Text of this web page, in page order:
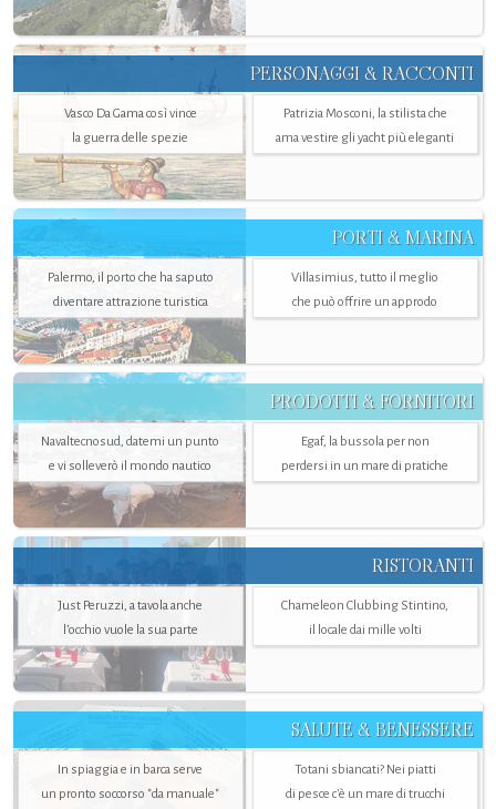
PERSONAGGI & RACCONTI
Vasco Da Gama così vince
la guerra delle spezie
Patrizia Mosconi, la stilista che
ama vestire gli yacht più eleganti
PORTI & MARINA
Palermo, il porto che ha saputo
diventare attrazione turistica
Villasimius, tutto il meglio
che può offrire un approdo
PRODOTTI & FORNITORI
Navaltecnosud, datemi un punto
e vi solleverò il mondo nautico
Egaf, la bussola per non
perdersi in un mare di pratiche
RISTORANTI
Just Peruzzi, a tavola anche
l’occhio vuole la sua parte
Chameleon Clubbing Stintino,
il locale dai mille volti
SALUTE & BENESSERE
In spiaggia e in barca serve
un pronto soccorso "da manuale"
Totani sbiancati? Nei piatti
di pesce c'è un mare di trucchi